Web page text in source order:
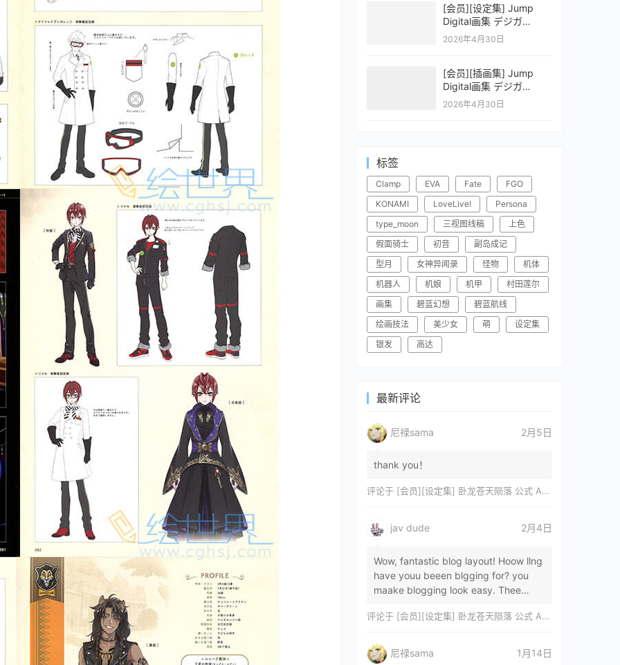
[会员][设定集] Jump
Digital画集 デジガ
CLAYMORE 2
2026年4月30日
[会员][插画集] Jump
Digital画集 デジガ
CLAYMORE 1
2026年4月30日
标签
Clamp EVA Fate
FGO
KONAMI
LoveLive!
Persona
type_moon
三视图线稿
上色
假面骑士
初音
副岛成记
型月
女神异闻录 怪物
机体
机器人
机娘 机甲
村田莲尔
画集
碧蓝幻想
碧蓝航线
绘画技法
美少女 萌
设定集
银发
高达
最新评论
尼禄sama 2月5日
thank you！
评论于 [会员][设定集] 卧龙苍天陨落 公式 ARTWORKS[DL]
jav dude 2月4日
Wow, fantastic blog layout! Hoow llng
have youu beeen blgging for? you
maake blogging look easy. Thee
magnificent, let…
评论于 [会员][设定集] 卧龙苍天陨落 公式 ARTWORKS[DL]
尼禄sama 1月14日